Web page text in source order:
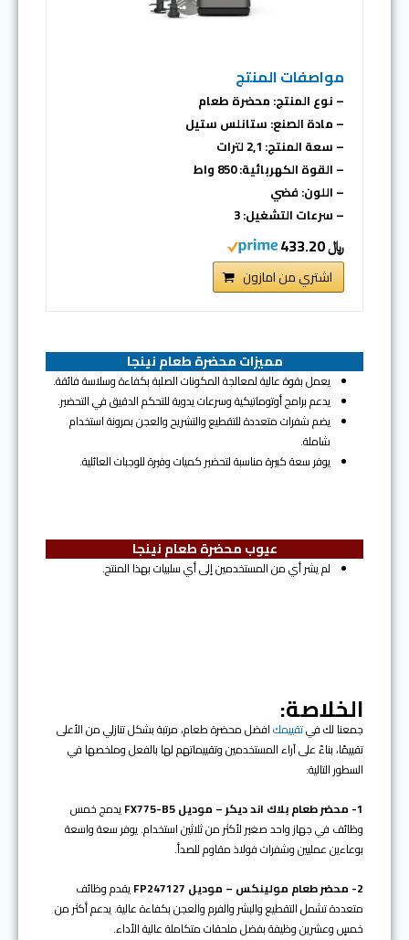
مواصفات المنتج
– نوع المنتج: محضرة طعام
– مادة الصنع: ستانلس ستيل
– سعة المنتج: 2,1 لترات
– القوة الكهربائية: 850 واط
– اللون: فضي
– سرعات التشغيل: 3
﷼ 433.20
اشتري من امازون
مميزات محضرة طعام نينجا
يعمل بقوة عالية لمعالجة المكونات الصلبة بكفاءة وسلاسة فائقة.
يدعم برامج أوتوماتيكية وسرعات يدوية للتحكم الدقيق في التحضير.
يضم شفرات متعددة للتقطيع والتشريح والعجن بمرونة استخدام
شاملة.
يوفر سعة كبيرة مناسبة لتحضير كميات وفيرة للوجبات العائلية.
عيوب محضرة طعام نينجا
لم يشر أي من المستخدمين إلى أي سلبيات بهذا المنتج.
الخلاصة:
جمعنا لك فيتقييمكافضل محضرة طعام، مرتبة بشكل تنازلي من الأعلى
تقييمًا، بناءً على آراء المستخدمين وتقييماتهم لها بالفعل وملخصها في
السطور التالية:
1- محضر طعام بلاك اند ديكر – موديل FX775-B5
يدمج خمس
وظائف في جهاز واحد صغير لأكثر من ثلاثين استخدام. يوفر سعة واسعة
بوعاءين عمليين وشفرات فولاذ مقاوم للصدأ.
2- محضر طعام مولينكس – موديل FP247127
يقدم وظائف
متعددة تشمل التقطيع والبشر والفرم والعجن بكفاءة عالية. يدعم أكثر من
خمسٍ وعشرين وظيفة بفضل ملحقات متكاملة عالية الأداء.